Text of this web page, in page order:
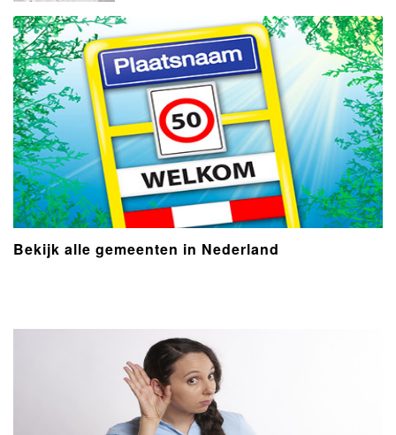
Bekijk alle gemeenten in Nederland